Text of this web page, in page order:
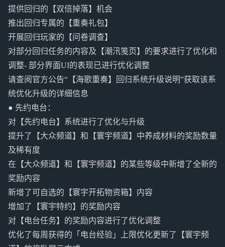
提供回归的【双倍掉落】机会
推出回归专属的【重奏礼包】
开展回归玩家的【问卷调查】
对部分回归任务的内容及【潮汛笺页】的要求进行了优化和
调整- 部分界面UI的表现已进行优化调整
请查阅官方公告“【海歌重奏】回归系统升级说明”获取该系
统优化升级的详细信息
● 先约电台：
对【先约电台】系统进行了优化与升级
提升了【大众频道】和【寰宇频道】中养成材料的奖励数量
及稀有度
在【大众频道】和【寰宇频道】的某些等级中新增了全新的
奖励内容
新增了可自选的【寰宇开拓物资箱】内容
增加了【寰宇特约】的奖励内容
对【电台任务】的奖励内容进行了优化调整
优化了每周获得的「电台经验」上限优化更新了【寰宇频